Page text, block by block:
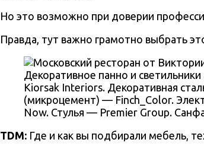
Но это возможно при доверии
Правда, тут важно грамотно выбрать
Декоративное панно и
Kiorsak Interiors. Декоративная
(микроцемент) — Finch_Color.
Now. Стулья — Premier Group.
TDM: Где и как вы подбирали мебель,